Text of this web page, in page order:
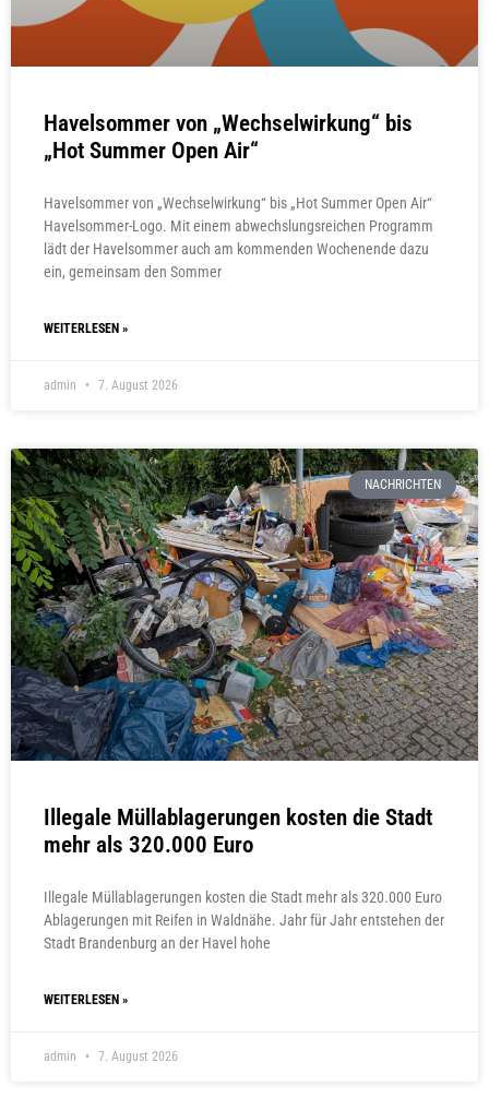
Havelsommer von „Wechselwirkung“ bis
„Hot Summer Open Air“
Havelsommer von „Wechselwirkung“ bis „Hot Summer Open Air“
Havelsommer-Logo. Mit einem abwechslungsreichen Programm
lädt der Havelsommer auch am kommenden Wochenende dazu
ein, gemeinsam den Sommer
WEITERLESEN »
admin 7. August 2026
NACHRICHTEN
Illegale Müllablagerungen kosten die Stadt
mehr als 320.000 Euro
Illegale Müllablagerungen kosten die Stadt mehr als 320.000 Euro
Ablagerungen mit Reifen in Waldnähe. Jahr für Jahr entstehen der
Stadt Brandenburg an der Havel hohe
WEITERLESEN »
admin 7. August 2026